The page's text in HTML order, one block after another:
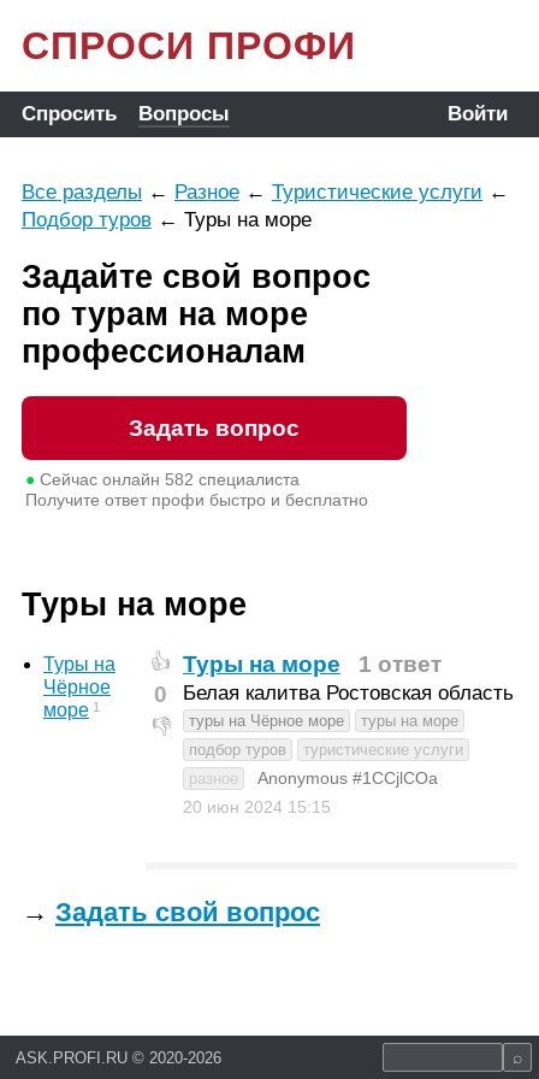
СПРОСИ ПРОФИ
Спросить Вопросы Войти
Все разделы ← Разное← Туристические услуги ←
Подбор туров← Туры на море
Задайте свой вопрос
по турам на море
профессионалам
Задать вопрос
●Сейчас онлайн 582 специалиста
Получите ответ профи быстро и бесплатно
Туры на море
Туры на
Чёрное
море 1
👍
0
👎
Туры на море 1 ответ
Белая калитва Ростовская область
туры на Чёрное море
туры на море
подбор туров
туристические услуги
разное
Anonymous #1CCjlCOa
20 июн 2024 15:15
→ Задать свой вопрос
ASK.PROFI.RU © 2020-2026